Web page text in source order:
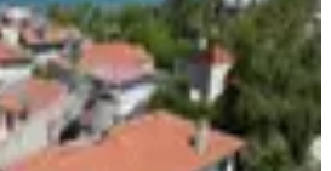
168 m²·05.08.2026
₺